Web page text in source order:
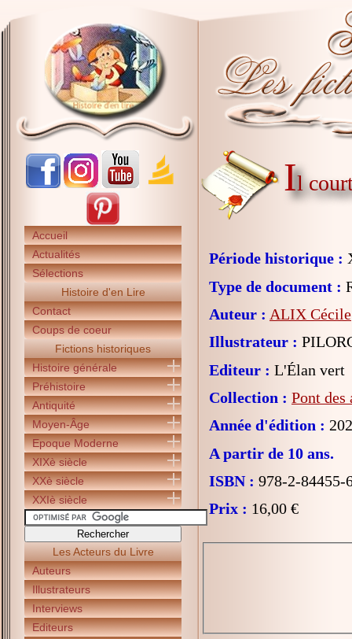
Accueil
Actualités
Sélections
Histoire d'en Lire
Contact
Coups de coeur
Fictions historiques
Histoire générale
Préhistoire
Antiquité
Moyen-Âge
Epoque Moderne
XIXè siècle
XXè siècle
XXIè siècle
Les Acteurs du Livre
Auteurs
Illustrateurs
Interviews
Editeurs
Il
Période historique :
Type de document :
Auteur : ALIX Cécile
Illustrateur :
Editeur : L'Élan vert
Collection : Pont
Année d'édition :
A partir de 10 ans.
ISBN : 978-2-84455-
Prix : 16,00 €